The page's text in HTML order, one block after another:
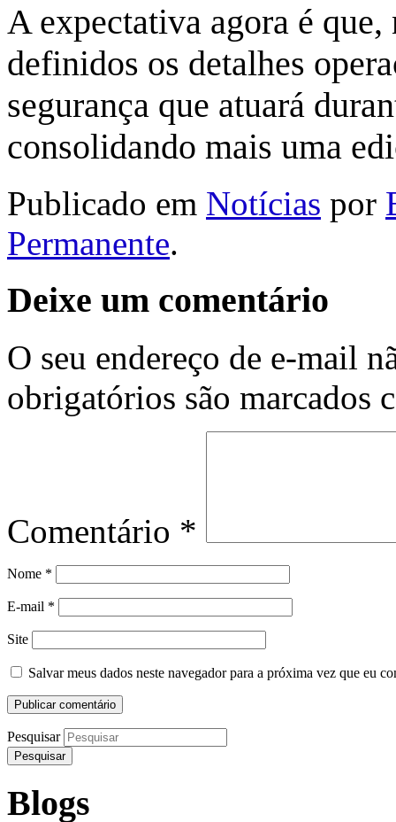
A expectativa agora é
definidos os detalhes
segurança que atuará
consolidando mais uma
Publicado em Notícias por
Permanente.
Deixe um comentário
O seu endereço de e-mail
obrigatórios são marcados
Comentário *
Nome *
E-mail *
Site
Salvar meus dados neste navegador para a próxima vez que eu
Pesquisar
Blogs